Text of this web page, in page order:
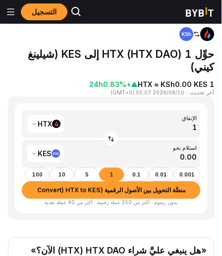
التسجيل المنزٍل HTX to KES
حوِّل 1 HTX (HTX DAO) إلى KES (شيلينغ
كيني)
1 HTX ≈ KSh0.00 KES
▲
+0.83%
24h
آخر تحديث：
2026/08/10 05:07
(
GMT+0
)
الإنفاق
HTX
استلام نحو
KES
0.001
0.01
0.1
1
5
10
100
منصَّة التحويل بين الأصول الرقمية (Convert) HTX to KES
بدون رسوم · أكثر من 350 عملة رقمية · أكثر من 40 عملة نقدية
«هل ينبغي عليَّ شراء HTX DAO ‏(HTX) الآن؟»